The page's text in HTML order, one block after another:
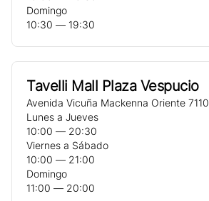
Domingo
10:30 ― 19:30
Tavelli Mall Plaza Vespucio
Avenida Vicuña Mackenna Oriente 7110
Lunes a Jueves
10:00 ― 20:30
Viernes a Sábado
10:00 ― 21:00
Domingo
11:00 ― 20:00